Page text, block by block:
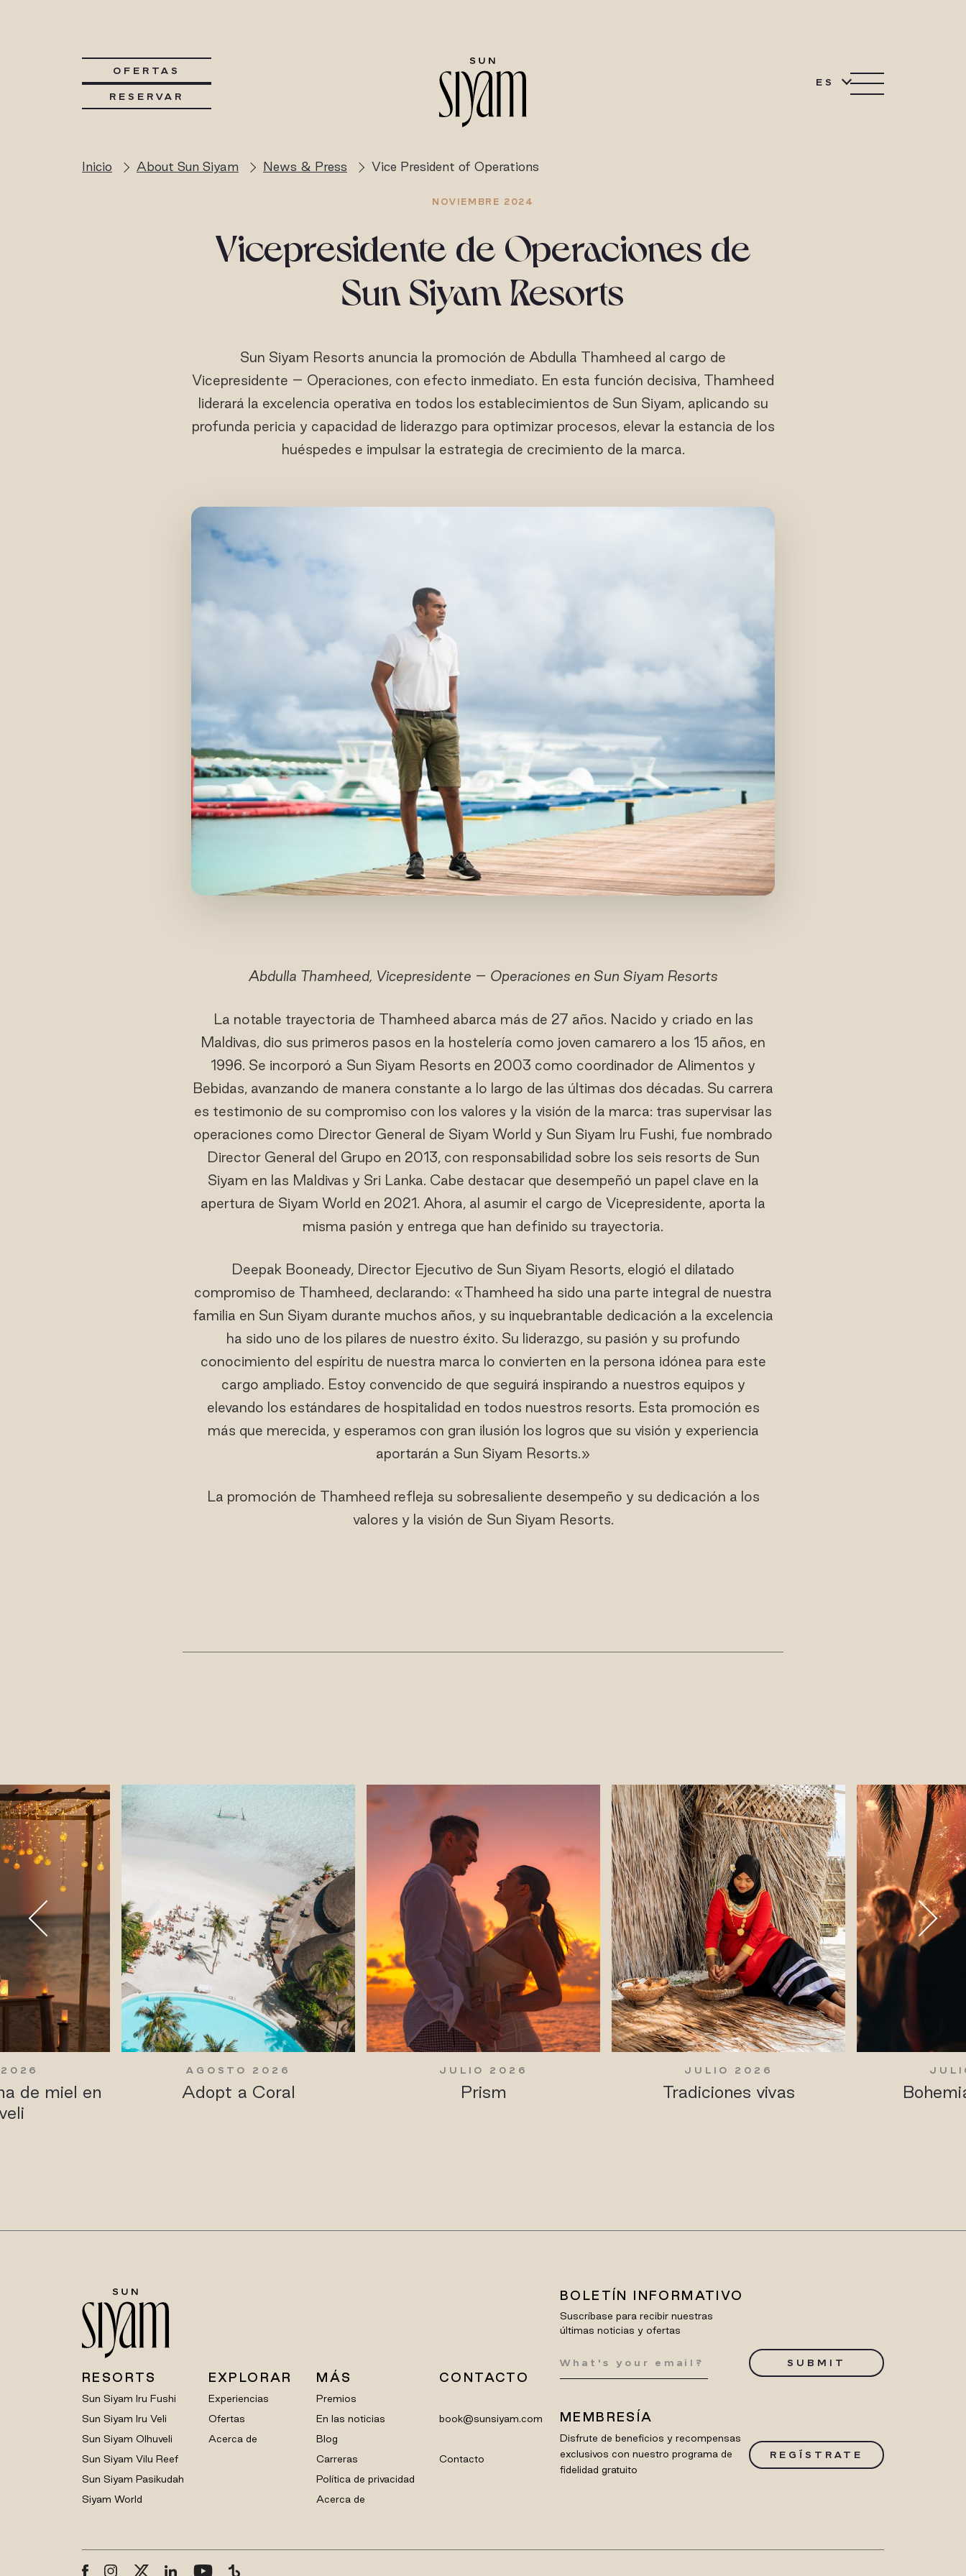
OFERTAS
RESERVAR
ES
Inicio About Sun Siyam News & Press Vice President of Operations
NOVIEMBRE 2024
Vicepresidente de Operaciones de
Sun Siyam Resorts
Sun Siyam Resorts anuncia la promoción de Abdulla Thamheed al cargo de
Vicepresidente – Operaciones, con efecto inmediato. En esta función decisiva, Thamheed
liderará la excelencia operativa en todos los establecimientos de Sun Siyam, aplicando su
profunda pericia y capacidad de liderazgo para optimizar procesos, elevar la estancia de los
huéspedes e impulsar la estrategia de crecimiento de la marca.
Abdulla Thamheed, Vicepresidente – Operaciones en Sun Siyam Resorts
La notable trayectoria de Thamheed abarca más de 27 años. Nacido y criado en las
Maldivas, dio sus primeros pasos en la hostelería como joven camarero a los 15 años, en
1996. Se incorporó a Sun Siyam Resorts en 2003 como coordinador de Alimentos y
Bebidas, avanzando de manera constante a lo largo de las últimas dos décadas. Su carrera
es testimonio de su compromiso con los valores y la visión de la marca: tras supervisar las
operaciones como Director General de Siyam World y Sun Siyam Iru Fushi, fue nombrado
Director General del Grupo en 2013, con responsabilidad sobre los seis resorts de Sun
Siyam en las Maldivas y Sri Lanka. Cabe destacar que desempeñó un papel clave en la
apertura de Siyam World en 2021. Ahora, al asumir el cargo de Vicepresidente, aporta la
misma pasión y entrega que han definido su trayectoria.
Deepak Booneady, Director Ejecutivo de Sun Siyam Resorts, elogió el dilatado
compromiso de Thamheed, declarando: «Thamheed ha sido una parte integral de nuestra
familia en Sun Siyam durante muchos años, y su inquebrantable dedicación a la excelencia
ha sido uno de los pilares de nuestro éxito. Su liderazgo, su pasión y su profundo
conocimiento del espíritu de nuestra marca lo convierten en la persona idónea para este
cargo ampliado. Estoy convencido de que seguirá inspirando a nuestros equipos y
elevando los estándares de hospitalidad en todos nuestros resorts. Esta promoción es
más que merecida, y esperamos con gran ilusión los logros que su visión y experiencia
aportarán a Sun Siyam Resorts.»
La promoción de Thamheed refleja su sobresaliente desempeño y su dedicación a los
valores y la visión de Sun Siyam Resorts.
de miel en
AGOSTO 2026
Adopt a Coral
JULIO 2026
Prism
JULIO 2026
Tradiciones vivas
RESORTS
Sun Siyam Iru Fushi
Sun Siyam Iru Veli
Sun Siyam Olhuveli
Sun Siyam Vilu Reef
Sun Siyam Pasikudah
Siyam World
EXPLORAR
Experiencias
Ofertas
Acerca de
MÁS
Premios
En las noticias
Blog
Carreras
Política de privacidad
Acerca de
CONTACTO
book@sunsiyam.com
Contacto
BOLETÍN INFORMATIVO
Suscríbase para recibir nuestras
últimas noticias y ofertas
SUBMIT
MEMBRESÍA
Disfrute de beneficios y recompensas
exclusivos con nuestro programa de
fidelidad gratuito
REGÍSTRATE